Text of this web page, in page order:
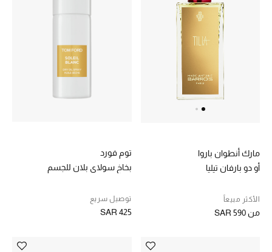
عرض جميع المنتجات
ركن أناقة المنتجعات
جميع إصدارتنا النسائية
تشكيلة المناسبات للنساء
مارك أنطوان باروا
أو دو بارفان تيليا
الأكثر مبيعاً
منSAR 590
توم فورد
بخاخ سولاي بلان للجسم
توصيل سريع
SAR 425